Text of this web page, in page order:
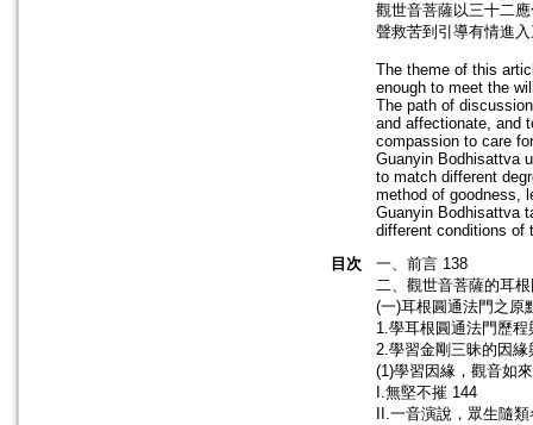
觀世音菩薩以三十二
聲救苦到引導有情進
The theme of this
enough to meet the
The path of
and affectionate, and
compassion to care
Guanyin Bodhisattva
to match different
method of goodness,
Guanyin Bodhisattva
different conditions of
目次
一、前言 138
二、觀世音菩薩的耳
(一)耳根圓通法門之原
1.學耳根圓通法門歷程
2.學習金剛三昧的因緣
(1)學習因緣，觀音如
I.無堅不摧 144
II.一音演說，眾生隨